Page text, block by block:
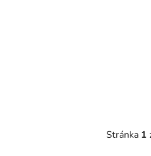
Stránka 1